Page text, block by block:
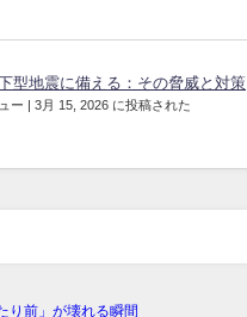
型地震に備える：その脅威と対策
ー | 3月 15, 2026 に投稿された